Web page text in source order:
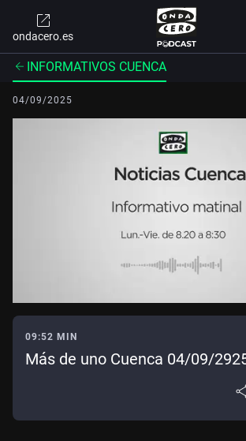
ondacero.es
INFORMATIVOS CUENCA
04/09/2025
09:52 MIN
Más de uno Cuenca 04/09/